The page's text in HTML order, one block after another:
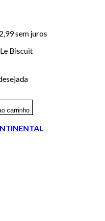
sem juros
Le Biscuit
carrinho